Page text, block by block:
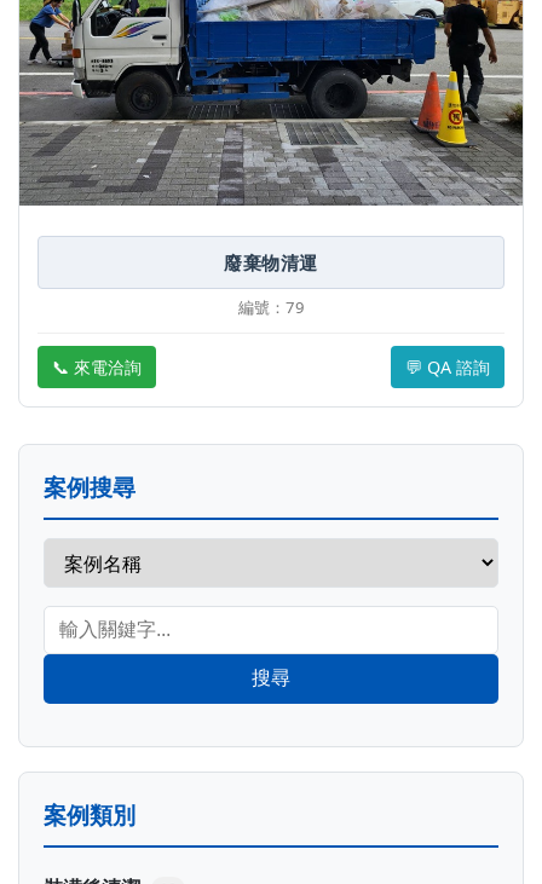
案例搜尋
搜尋
案例類別
廢棄物清運
編號：79
📞 來電洽詢 💬 QA 諮詢